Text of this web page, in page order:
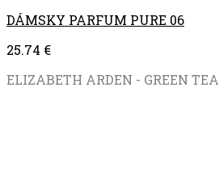
DÁMSKY PARFUM PURE 06
25.74 €
ELIZABETH ARDEN - GREEN TEA